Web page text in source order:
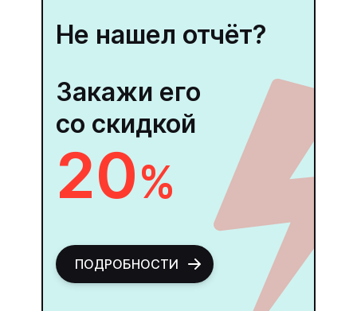
Не нашел отчёт?
Закажи его
со скидкой
20%
ПОДРОБНОСТИ